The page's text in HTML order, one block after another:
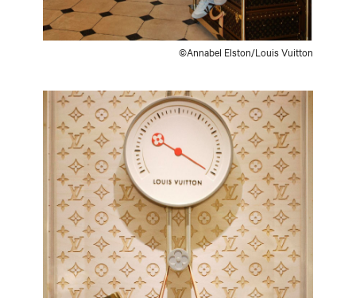
©Annabel Elston/Louis Vuitton